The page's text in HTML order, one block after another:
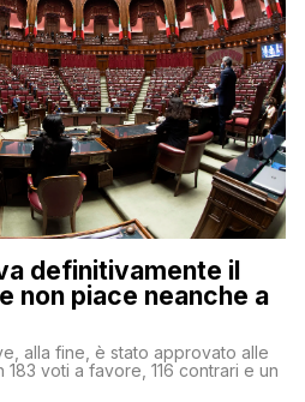
definitivamente il
non piace neanche a
alla fine, è stato approvato alle
voti a favore, 116 contrari e un